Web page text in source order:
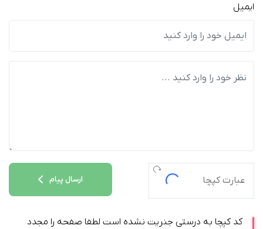
ایمیل
ارسال پیام
کد کپچا به درستی جنریت نشده است لطفا صفحه را مجدد